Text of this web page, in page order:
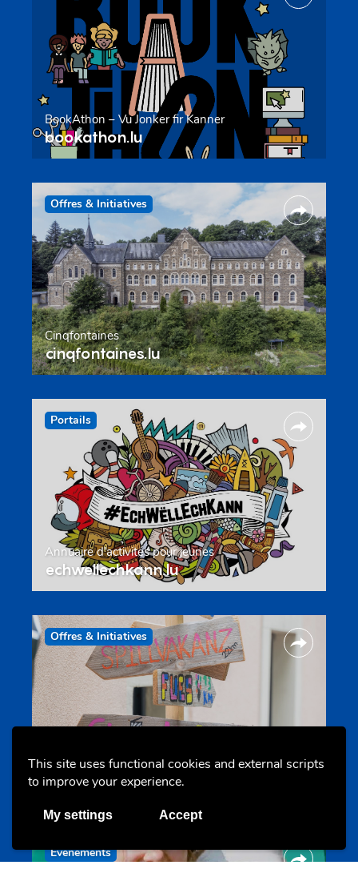
This site uses functional cookies and external scripts
to improve your experience.
My settings Accept
BookAthon – Vu Jonker fir Kanner
bookathon.lu
Offres & Initiatives
Cinqfontaines
cinqfontaines.lu
Portails
Annuaire d’activités pour jeunes
echwellechkann.lu
Offres & Initiatives
Camps et colonies
colonies.lu
Evenements